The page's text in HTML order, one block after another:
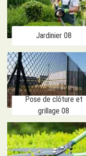
Jardinier 08
Pose de clôture et
grillage 08